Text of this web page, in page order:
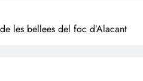
les bellees del foc d’Alacant